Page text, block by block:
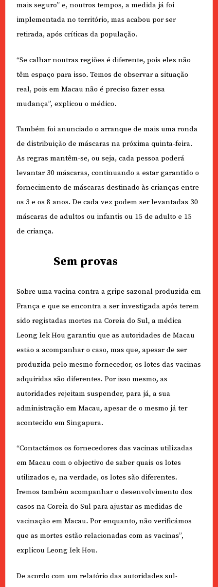
mais seguro” e, noutros tempos, a medida já foi
implementada no território, mas acabou por ser
retirada, após críticas da população.
“Se calhar noutras regiões é diferente, pois eles não
têm espaço para isso. Temos de observar a situação
real, pois em Macau não é preciso fazer essa
mudança”, explicou o médico.
Também foi anunciado o arranque de mais uma ronda
de distribuição de máscaras na próxima quinta-feira.
As regras mantêm-se, ou seja, cada pessoa poderá
levantar 30 máscaras, continuando a estar garantido o
fornecimento de máscaras destinado às crianças entre
os 3 e os 8 anos. De cada vez podem ser levantadas 30
máscaras de adultos ou infantis ou 15 de adulto e 15
de criança.
Sem provas
Sobre uma vacina contra a gripe sazonal produzida em
França e que se encontra a ser investigada após terem
sido registadas mortes na Coreia do Sul, a médica
Leong Iek Hou garantiu que as autoridades de Macau
estão a acompanhar o caso, mas que, apesar de ser
produzida pelo mesmo fornecedor, os lotes das vacinas
adquiridas são diferentes. Por isso mesmo, as
autoridades rejeitam suspender, para já, a sua
administração em Macau, apesar de o mesmo já ter
acontecido em Singapura.
“Contactámos os fornecedores das vacinas utilizadas
em Macau com o objectivo de saber quais os lotes
utilizados e, na verdade, os lotes são diferentes.
Iremos também acompanhar o desenvolvimento dos
casos na Coreia do Sul para ajustar as medidas de
vacinação em Macau. Por enquanto, não verificámos
que as mortes estão relacionadas com as vacinas”,
explicou Leong Iek Hou.
De acordo com um relatório das autoridades sul-